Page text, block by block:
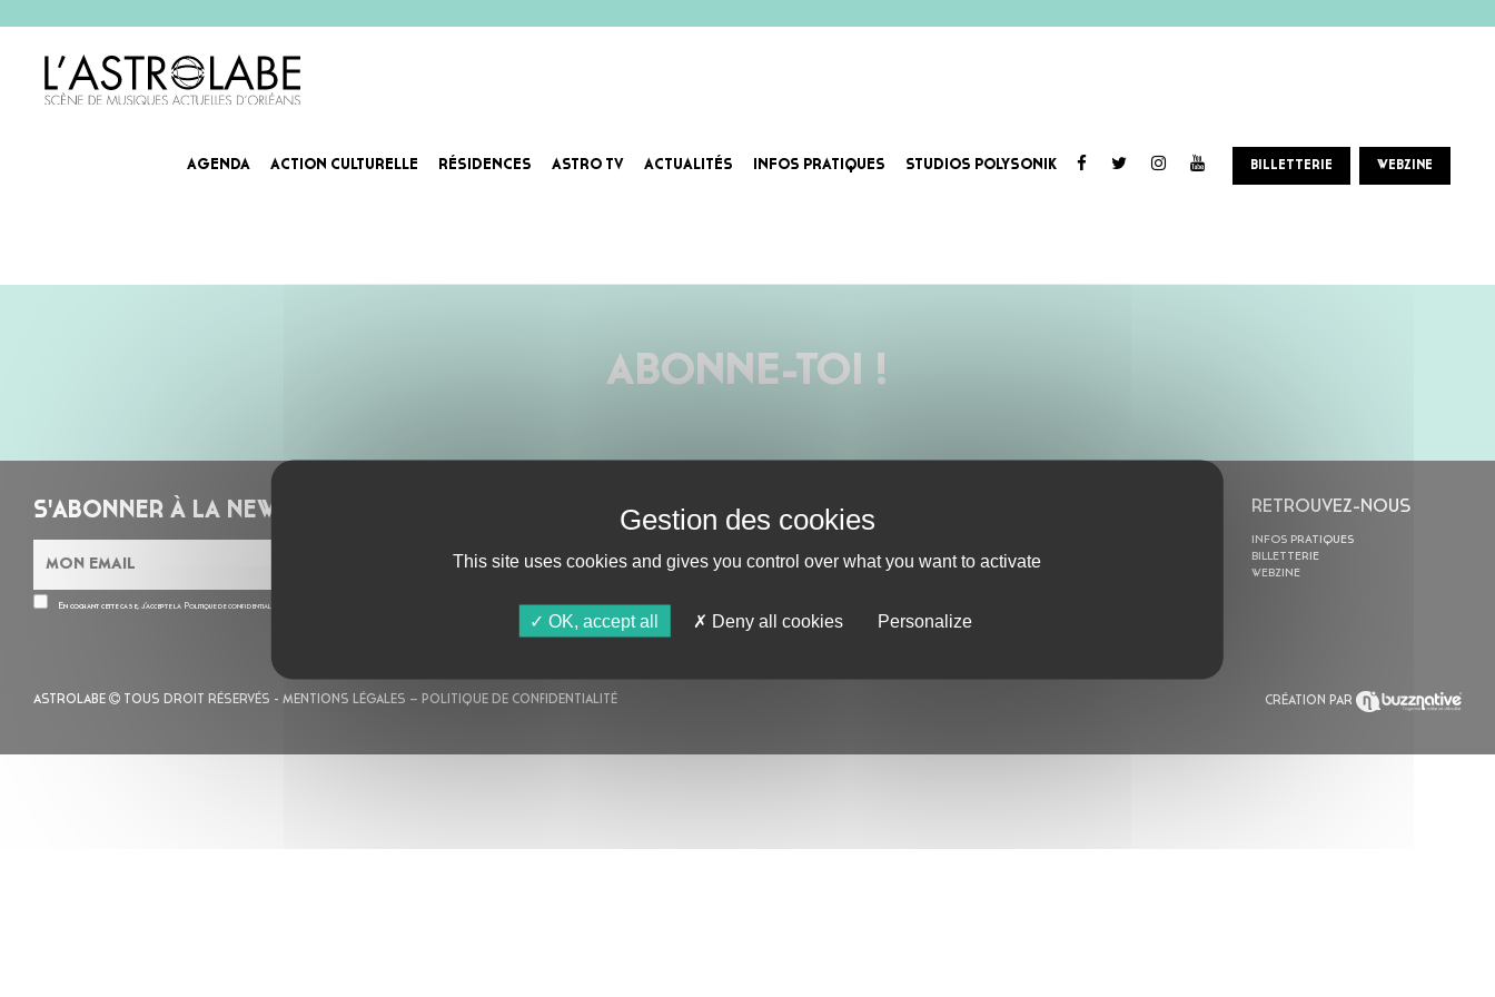
AGENDA ACTION CULTURELLE RÉSIDENCES ASTRO TV ACTUALITÉS INFOS PRATIQUES STUDIOS POLYSONIK BILLETTERIE WEBZINE
ABONNE-TOI !
S'ABONNER À LA NEWSLETTER
En cochant cette case, j’accepte la Politique de confidentialité
AU PROGRAMME
ASTRO TV
RÉSIDENCES
RETROUVEZ-NOUS
INFOS PRATIQUES
BILLETTERIE
WEBZINE
ASTROLABE TOUS DROIT RÉSERVÉS - MENTIONS LÉGALES – POLITIQUE DE CONFIDENTIALITÉ CRÉATION PAR
This site uses cookies and gives you control over what you want to activate
OK, accept all Deny all cookies Personalize